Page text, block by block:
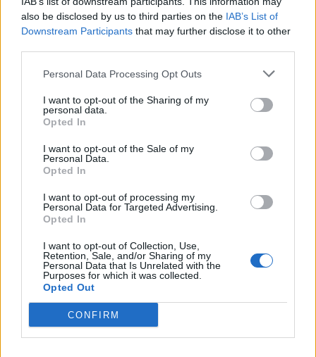
also be disclosed by us to third parties on the IAB’s List of
Downstream Participants that may further disclose it to other
Personal Data Processing Opt Outs
I want to opt-out of the Sharing of my
personal data.
Opted In
I want to opt-out of the Sale of my
Personal Data.
Opted In
I want to opt-out of processing my
Personal Data for Targeted Advertising.
Opted In
I want to opt-out of Collection, Use,
Retention, Sale, and/or Sharing of my
Personal Data that Is Unrelated with the
Purposes for which it was collected.
Opted Out
CONFIRM
Άνοιξε η πλατφόρμα για το πρόγραμμα
«Τουρισμός για Όλους» - Ποια ΑΦΜ
05/08/2026 12:40